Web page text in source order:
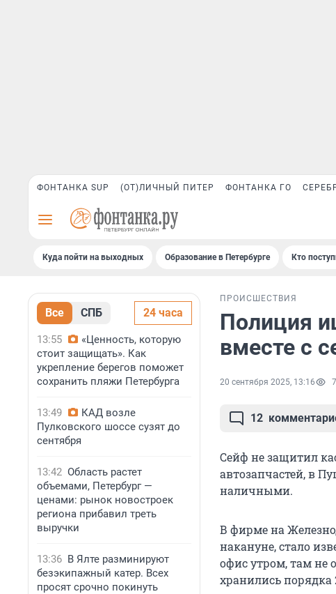
ФОНТАНКА SUP (ОТ)ЛИЧНЫЙ ПИТЕР ФОНТАНКА ГО
Куда пойти на выходных Образование в Петербурге Кто
Все СПБ 24 часа
13:55
«Ценность, которую
стоит защищать». Как
укрепление берегов поможет
сохранить пляжи Петербурга
13:49
КАД возле
Пулковского шоссе сузят до
сентября
13:42 Область растет
объемами, Петербург —
ценами: рынок новостроек
региона прибавил треть
выручки
13:36 В Ялте разминируют
безэкипажный катер. Всех
просят срочно покинуть
ПРОИСШЕСТВИЯ
Полиция
вместе с
20 сентября 2025, 13:16
12
Сейф не защитил
автозапчастей, в
наличными.
В фирме на
накануне, стало
офис утром, там не
хранились порядка